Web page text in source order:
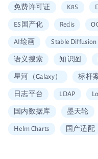
免费许可证 K8S
ES国产化 Redis
AI绘画 Stable Diffusion
语义搜索 知识图
星河（Galaxy） 标杆
日志平台 LDAP
国内数据库 墨天轮
Helm Charts 国产适配